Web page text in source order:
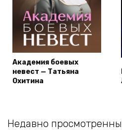
Академия боевых
невест — Татьяна
Охитина
Недавно